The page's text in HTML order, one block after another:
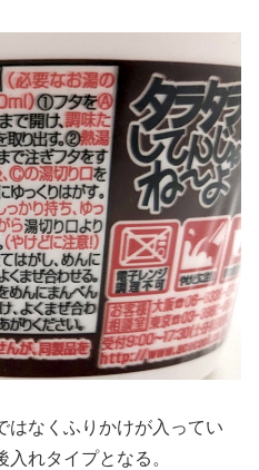
はなくふりかけが入ってい
れタイプとなる。